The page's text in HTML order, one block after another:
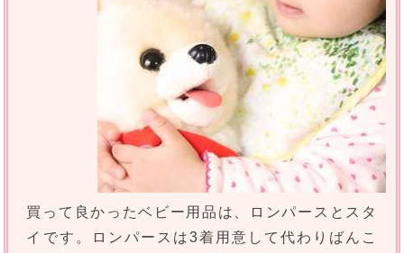
買って良かったベビー用品は、ロンパースとスタ
イです。ロンパースは3着用意して代わりばんこ